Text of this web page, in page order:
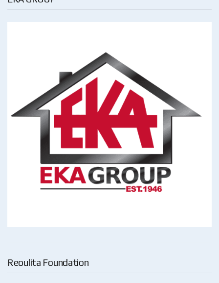
Reoulita Foundation